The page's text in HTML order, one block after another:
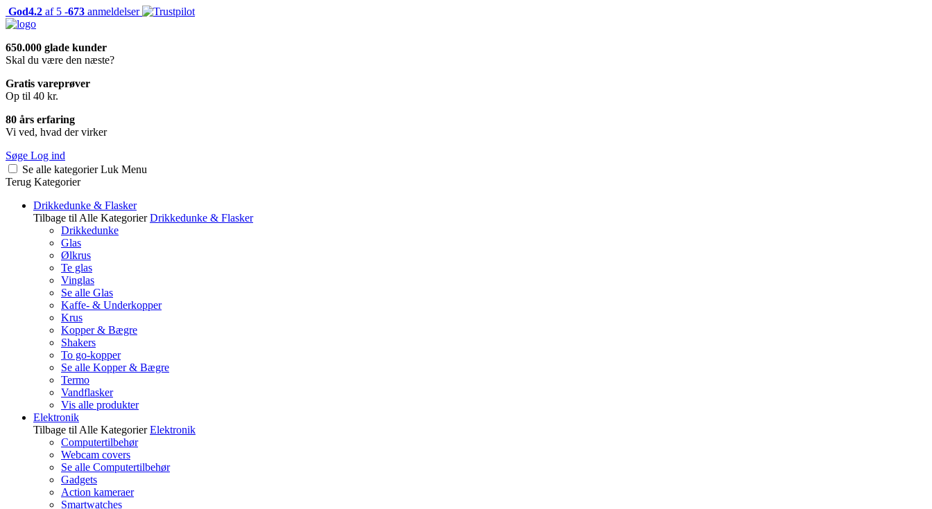
God4.2 af 5 -673 anmeldelser
650.000 glade kunder
Skal du være den næste?
Gratis vareprøver
Op til 40 kr.
80 års erfaring
Vi ved, hvad der virker
Søge Log ind
Se alle kategorier Luk Menu
Terug Kategorier
Drikkedunke & Flasker
Tilbage til Alle Kategorier Drikkedunke & Flasker
Drikkedunke
Glas
Ølkrus
Te glas
Vinglas
Se alle Glas
Kaffe- & Underkopper
Krus
Kopper & Bægre
Shakers
To go-kopper
Se alle Kopper & Bægre
Termo
Vandflasker
Vis alle produkter
Elektronik
Tilbage til Alle Kategorier Elektronik
Computertilbehør
Webcam covers
Se alle Computertilbehør
Gadgets
Action kameraer
Smartwatches